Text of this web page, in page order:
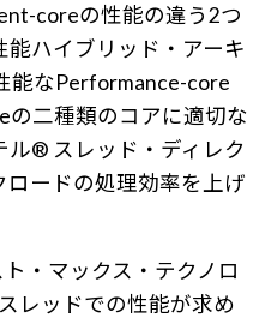
coreの性能の違う2つ
ハイブリッド・アーキ
能なPerformance-core
二種類のコアに適切な
ル® スレッド・ディレク
ードの処理効率を上げ
・マックス・テクノロ
レッドでの性能が求め